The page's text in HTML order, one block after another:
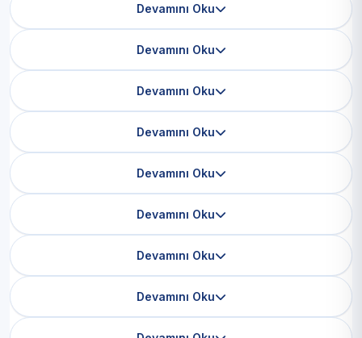
Devamını Oku
Devamını Oku
Devamını Oku
Devamını Oku
Devamını Oku
Devamını Oku
Devamını Oku
Devamını Oku